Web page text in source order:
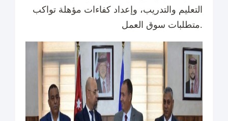
التعليم والتدريب، وإعداد كفاءات مؤهلة تواكب
متطلبات سوق العمل.